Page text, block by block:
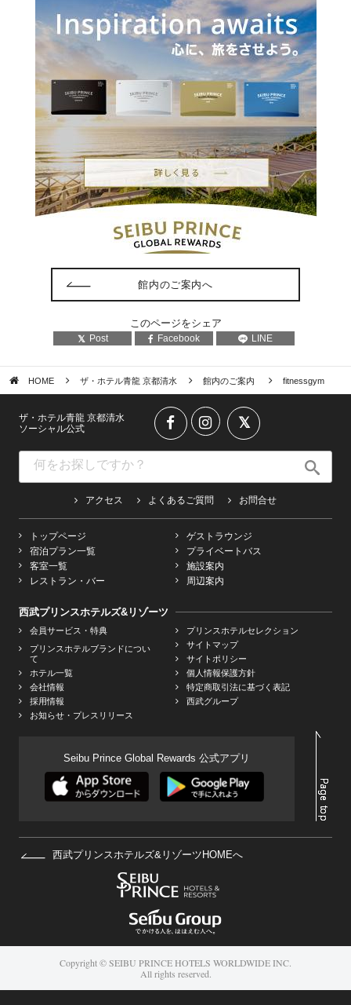
館内のご案内へ
このページをシェア
Post Facebook LINE
HOME ザ・ホテル青龍 京都清水 館内のご案内 fitnessgym
ザ・ホテル青龍 京都清水
ソーシャル公式
アクセス よくあるご質問 お問合せ
トップページ
宿泊プラン一覧
客室一覧
レストラン・バー
ゲストラウンジ
プライベートバス
施設案内
周辺案内
西武プリンスホテルズ&リゾーツ
会員サービス・特典
プリンスホテルブランドについ
て
ホテル一覧
会社情報
採用情報
お知らせ・プレスリリース
プリンスホテルセレクション
サイトマップ
サイトポリシー
個人情報保護方針
特定商取引法に基づく表記
西武グループ
Seibu Prince Global Rewards 公式アプリ
西武プリンスホテルズ&リゾーツHOMEへ
Copyright © SEIBU PRINCE HOTELS WORLDWIDE INC.
All rights reserved.